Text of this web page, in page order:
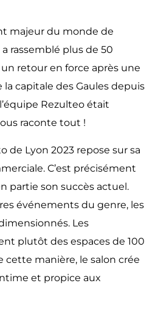
majeur du monde de
rassemblé plus de 50
retour en force après une
capitale des Gaules depuis
Rezulteo était
raconte tout !
de Lyon 2023 repose sur sa
C’est précisément
partie son succès actuel.
événements du genre, les
Les
plutôt des espaces de 100
cette manière, le salon crée
et propice aux